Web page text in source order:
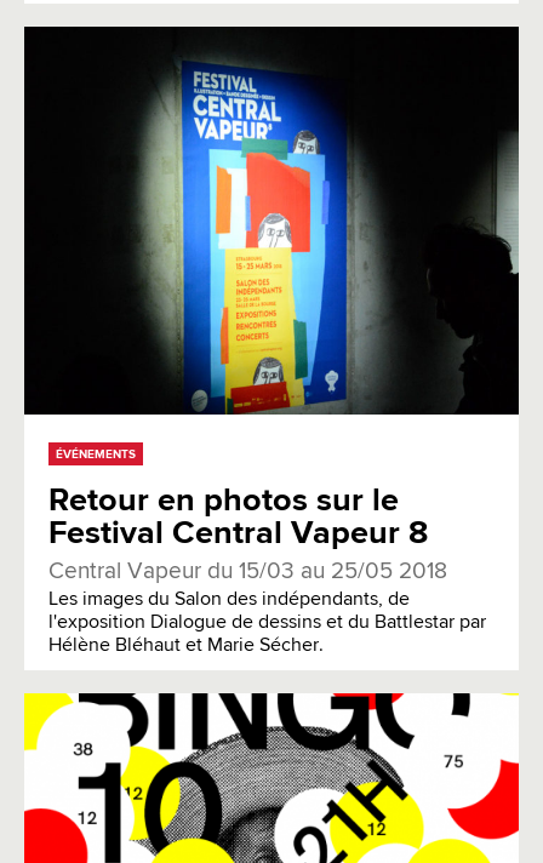
ÉVÉNEMENTS
Retour en photos sur le
Festival Central Vapeur 8
Central Vapeur du 15/03 au 25/05 2018
Les images du Salon des indépendants, de
l'exposition Dialogue de dessins et du Battlestar par
Hélène Bléhaut et Marie Sécher.